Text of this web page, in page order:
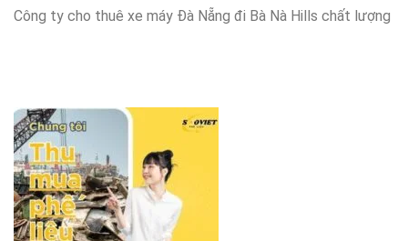
Công ty cho thuê xe máy Đà Nẵng đi Bà Nà Hills chất lượng